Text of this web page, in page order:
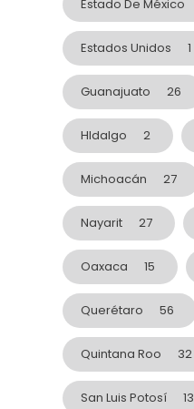
Estado De México
Estados Unidos 1
Guanajuato 26
HIdalgo 2
Michoacán 27
Nayarit 27
Oaxaca 15
Querétaro 56
Quintana Roo 32
San Luis Potosí 13